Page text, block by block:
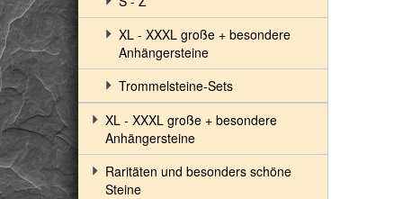
XL - XXXL große + besondere
Anhängersteine
Trommelsteine-Sets
XL - XXXL große + besondere
Anhängersteine
Raritäten und besonders schöne
Steine